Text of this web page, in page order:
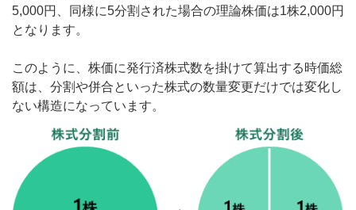
5,000円、同様に5分割された場合の理論株価は1株2,000円
となります。
このように、株価に発行済株式数を掛けて算出する時価総
額は、分割や併合といった株式の数量変更だけでは変化し
ない構造になっています。